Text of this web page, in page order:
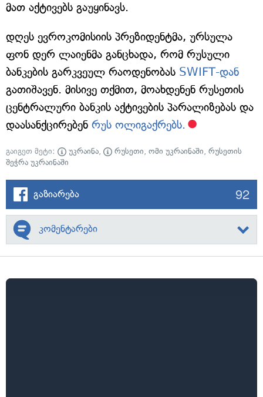
მათ აქტივებს გაუყინავს.
დღეს ევროკომისიის პრეზიდენტმა, ურსულა
ფონ დერ ლაიენმა განცხადა, რომ რუსული
ბანკების გარკვეულ რაოდენობას SWIFT-დან
გათიშავენ. მისივე თქმით, მოახდენენ რუსეთის
ცენტრალური ბანკის აქტივების პარალიზებას და
დაასანქცირებენ რუს ოლიგაქრებს.
გაიგეთ მეტი: უკრაინა, რუსეთი, ომი უკრაინაში, რუსეთის
შეჭრა უკრაინაში
გაზიარება 92
კომენტარები